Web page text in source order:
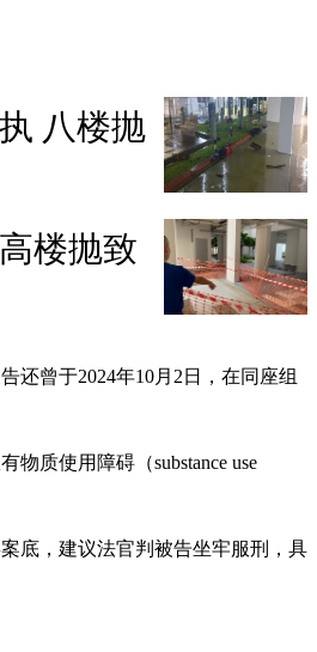
八楼抛
楼抛致
还曾于2024年10月2日，在同座组
物质使用障碍（substance use
底，建议法官判被告坐牢服刑，具